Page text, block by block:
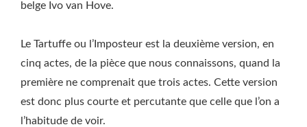
belge Ivo van Hove.
Le Tartuffe ou l’Imposteur est la deuxième version, en
cinq actes, de la pièce que nous connaissons, quand la
première ne comprenait que trois actes. Cette version
est donc plus courte et percutante que celle que l’on a
l’habitude de voir.